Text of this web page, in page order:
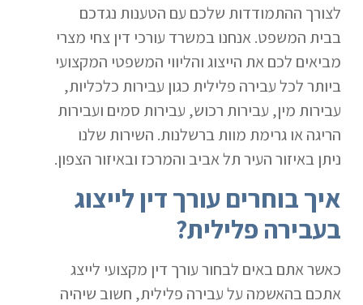
לצורך ההתמודדות שלכם עם הטענות נגדכם
בבית המשפט. אנחנו במשרד עורכי דין צחי מצרי
מביאים לכם את הייצוג והליווי המשפטי המקצועי
ביותר לכל עבירה פלילית כגון עבירות כלכליות,
עבירות מין, עבירות רכוש, עבירות סמים ועבירות
הריגה או גרימת מוות ברשלנות. השירות שלנו
ניתן באיזור העיר תל אביב והמרכז ובאיזור הצפון.
איך בוחרים עורך דין לייצוג
בעבירה פלילית?
כאשר אתם באים לבחור עורך דין מקצועי לייצג
אתכם בהאשמה על עבירה פלילית, חשוב שיהיה